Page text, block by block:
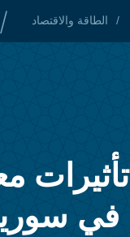
الطاقة والاقتصاد /
في سوريا